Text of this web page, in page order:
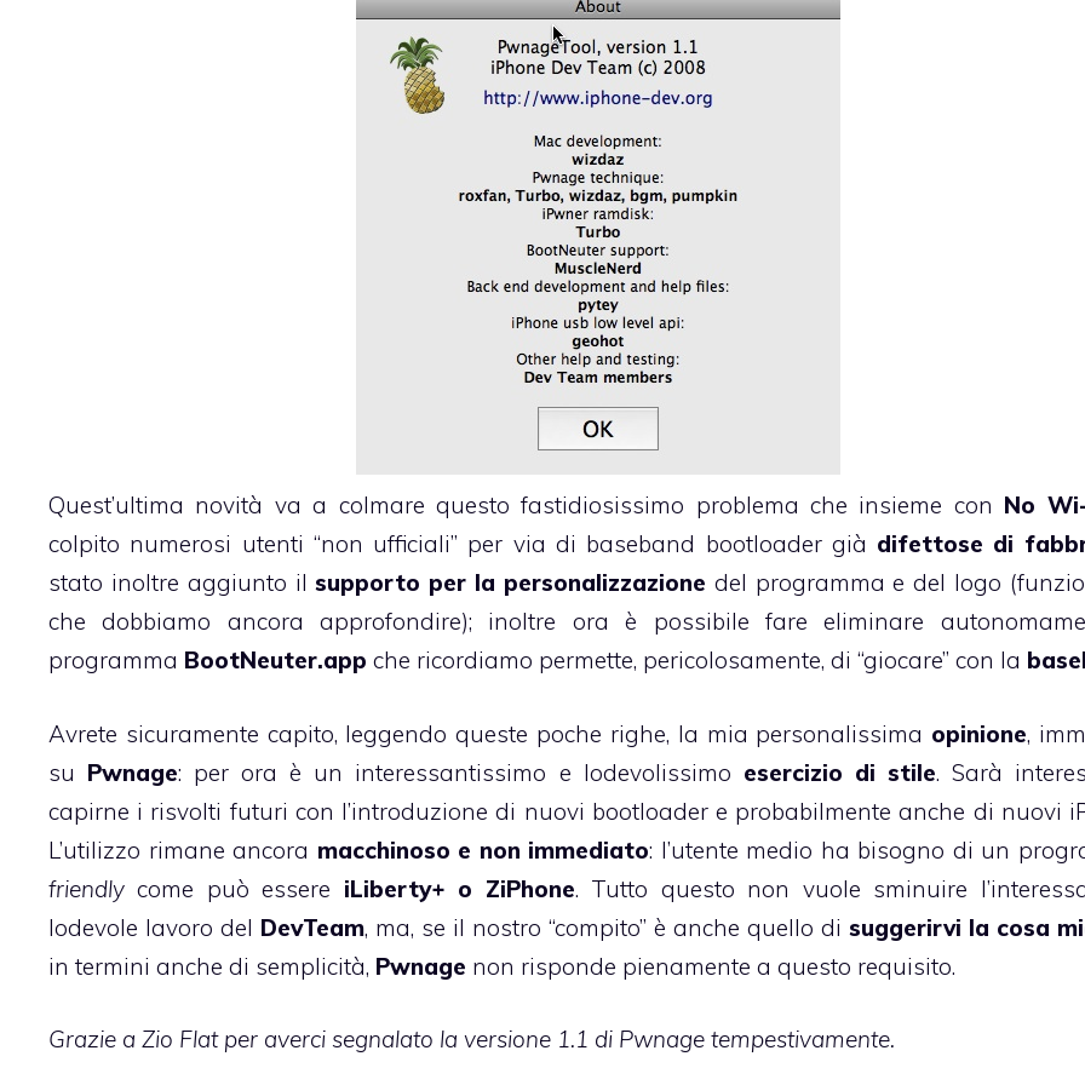
Quest’ultima novità va a colmare questo fastidiosissimo problema che insieme con No
colpito numerosi utenti “non ufficiali” per via di baseband bootloader già difettose di
stato inoltre aggiunto ilsupporto per la personalizzazione del programma e del logo
che dobbiamo ancora approfondire); inoltre ora è possibile fare eliminare
programma BootNeuter.app che ricordiamo permette, pericolosamente, di “giocare” con la
Avrete sicuramente capito, leggendo queste poche righe, la mia personalissima opinione,
su Pwnage: per ora è un interessantissimo e lodevolissimo esercizio di stile. Sarà
capirne i risvolti futuri con l’introduzione di nuovi bootloader e probabilmente anche di nuovi
L’utilizzo rimane ancora macchinoso e non immediato: l’utente medio ha bisogno di un
friendlycome può essere iLiberty+ o ZiPhone. Tutto questo non vuole sminuire
lodevole lavoro del DevTeam, ma, se il nostro “compito” è anche quello di suggerirvi la cosa
in termini anche di semplicità, Pwnage non risponde pienamente a questo requisito.
Grazie a Zio Flat per averci segnalato la versione 1.1 di Pwnage tempestivamente.